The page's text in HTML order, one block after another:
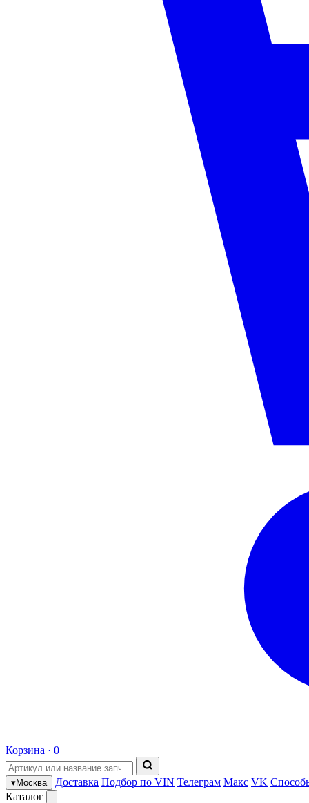
Корзина · 0
▾Москва Доставка Подбор по VIN Телеграм Макс VK
Каталог